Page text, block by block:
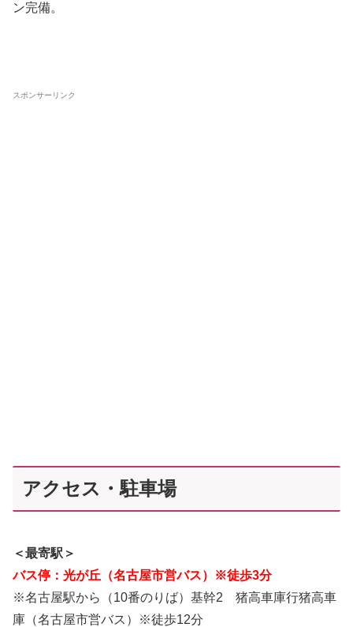
ン完備。
スポンサーリンク
アクセス・駐車場
＜最寄駅＞
バス停：光が丘（名古屋市営バス）※徒歩3分
※名古屋駅から（10番のりば） 基幹2 猪高車庫行猪高車
庫（名古屋市営バス）
※徒歩12分